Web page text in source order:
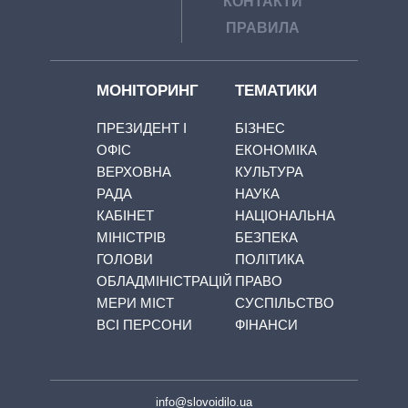
ПРАВИЛА
МОНІТОРИНГ
ПРЕЗИДЕНТ І
ОФІС
ВЕРХОВНА
РАДА
КАБІНЕТ
МІНІСТРІВ
ГОЛОВИ
ОБЛАДМІНІСТРАЦІЙ
МЕРИ МІСТ
ВСІ ПЕРСОНИ
ТЕМАТИКИ
БІЗНЕС
ЕКОНОМІКА
КУЛЬТУРА
НАУКА
НАЦІОНАЛЬНА
БЕЗПЕКА
ПОЛІТИКА
ПРАВО
СУСПІЛЬСТВО
ФІНАНСИ
info@slovoidilo.ua